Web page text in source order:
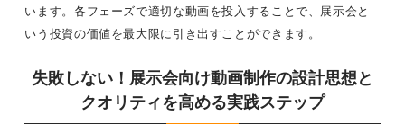
います。各フェーズで適切な動画を投入することで、展示会と
いう投資の価値を最大限に引き出すことができます。
失敗しない！展示会向け動画制作の設計思想と
クオリティを高める実践ステップ